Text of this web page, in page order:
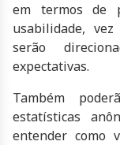
em termos de
usabilidade,
serão
expectativas.
Também
estatísticas
entender como